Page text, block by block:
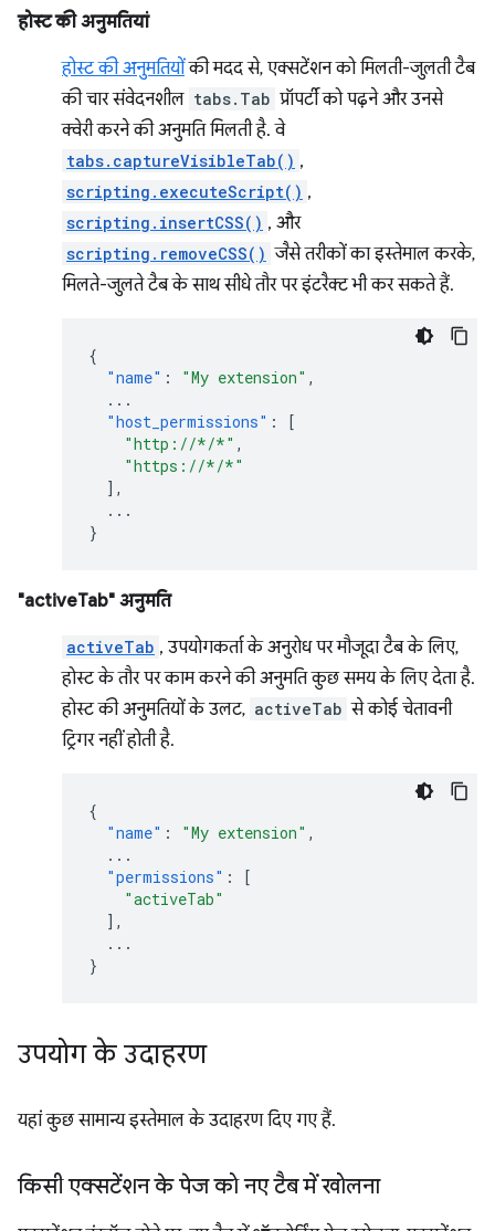
होस्ट की अनुमतियां
होस्ट की अनुमतियोंकी मदद से, एक्सटेंशन को मिलती-जुलती टैब
की चार संवेदनशील tabs.Tab प्रॉपर्टी को पढ़ने और उनसे
क्वेरी करने की अनुमति मिलती है. वे
tabs.captureVisibleTab() ,
scripting.executeScript() ,
scripting.insertCSS() , और
scripting.removeCSS() जैसे तरीकों का इस्तेमाल करके,
मिलते-जुलते टैब के साथ सीधे तौर पर इंटरैक्ट भी कर सकते हैं.
{
"name" : "My extension" ,
...
"host_permissions" :
[
"http://*/*" ,
"https://*/*"
],
...
}
"activeTab" अनुमति
activeTab , उपयोगकर्ता के अनुरोध पर मौजूदा टैब के लिए,
होस्ट के तौर पर काम करने की अनुमति कुछ समय के लिए देता है.
होस्ट की अनुमतियों के उलट, activeTab से कोई चेतावनी
ट्रिगर नहीं होती है.
{
"name" : "My extension" ,
...
"permissions" :
[
"activeTab"
],
...
}
उपयोग के उदाहरण
यहां कुछ सामान्य इस्तेमाल के उदाहरण दिए गए हैं.
किसी एक्सटेंशन के पेज को नए टैब में खोलना